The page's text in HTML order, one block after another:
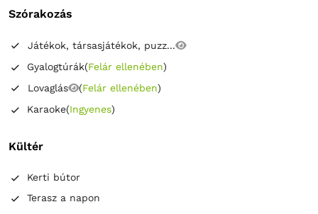
Szórakozás
Játékok, társasjátékok, puzz...
Gyalogtúrák(Felár ellenében)
Lovaglás
(Felár ellenében)
Karaoke(Ingyenes)
Kültér
Kerti bútor
Terasz a napon